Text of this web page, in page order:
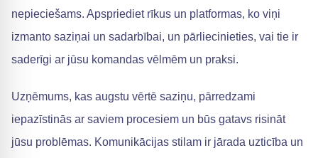
nepieciešams. Apspriediet rīkus un platformas, ko viņi
izmanto saziņai un sadarbībai, un pārliecinieties, vai tie ir
saderīgi ar jūsu komandas vēlmēm un praksi.
Uzņēmums, kas augstu vērtē saziņu, pārredzami
iepazīstinās ar saviem procesiem un būs gatavs risināt
jūsu problēmas. Komunikācijas stilam ir jārada uzticība un